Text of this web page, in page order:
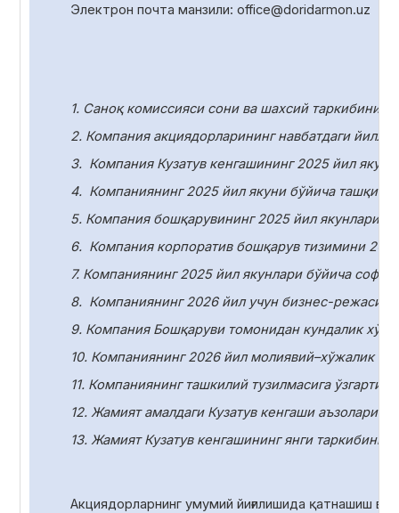
Электрон почта манзили: office@doridarmon.uz
1. Саноқ комиссияси сони ва шахсий таркибини
2. Компания акциядорларининг навбатдаги
3. Компания Кузатув кенгашининг 2025 йил
4. Компаниянинг 2025 йил якуни бўйича ташқи
5. Компания бошқарувининг 2025 йил якунлари
6. Компания корпоратив бошқарув тизимини
7. Компаниянинг 2025 йил якунлари бўйича соф
8. Компаниянинг 2026 йил учун бизнес-
9. Компания Бошқаруви томонидан кундалик
10. Компаниянинг 2026 йил молиявий–хўжалик
11. Компаниянинг ташкилий тузилмасига
12. Жамият амалдаги Кузатув кенгаши
13. Жамият Кузатув кенгашининг янги таркибини
Акциядорларнинг умумий йиғилишида қатнашиш